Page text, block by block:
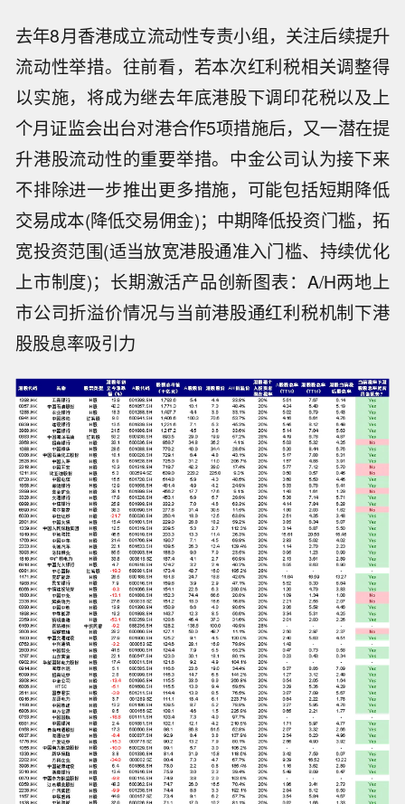
去年8月香港成立流动性专责小组，关注后续提升
流动性举措。往前看，若本次红利税相关调整得
以实施，将成为继去年底港股下调印花税以及上
个月证监会出台对港合作5项措施后，又一潜在提
升港股流动性的重要举措。中金公司认为接下来
不排除进一步推出更多措施，可能包括短期降低
交易成本(降低交易佣金)；中期降低投资门槛，拓
宽投资范围(适当放宽港股通准入门槛、持续优化
上市制度)；长期激活产品创新图表：A/H两地上
市公司折溢价情况与当前港股通红利税机制下港
股股息率吸引力